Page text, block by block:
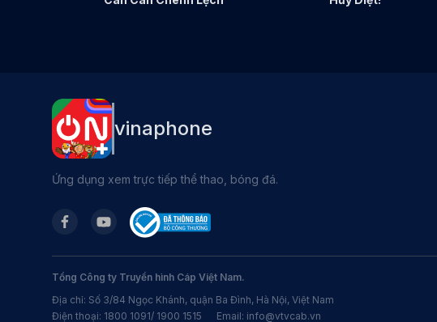
vinaphone
Ứng dụng xem trực tiếp thể thao, bóng đá.
Tổng Công ty Truyền hình Cáp Việt Nam.
Địa chỉ: Số 3/84 Ngọc Khánh, quận Ba Đình, Hà Nội, Việt Nam
Điện thoại: 1800 1091/ 1900 1515 Email: info@vtvcab.vn